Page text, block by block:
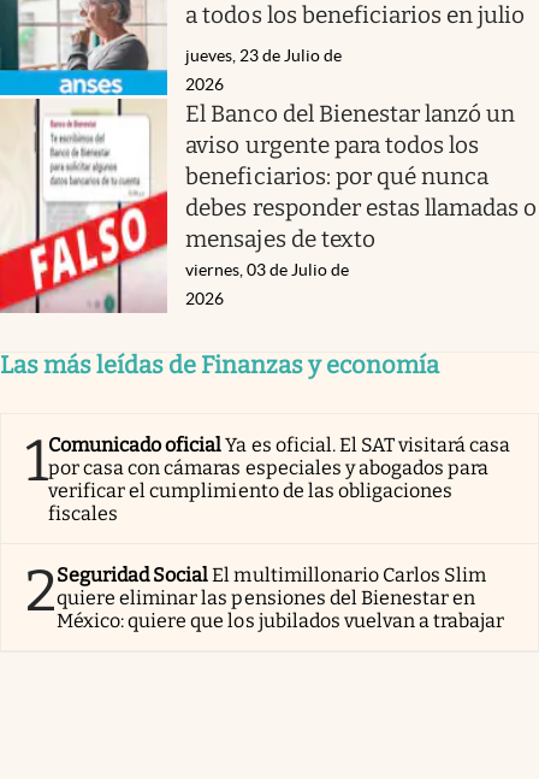
a todos los beneficiarios en julio
jueves, 23 de Julio de
2026
El Banco del Bienestar lanzó un
aviso urgente para todos los
beneficiarios: por qué nunca
debes responder estas llamadas o
mensajes de texto
viernes, 03 de Julio de
2026
Las más leídas de Finanzas y economía
1Comunicado oficialYa es oficial. El SAT visitará casa
por casa con cámaras especiales y abogados para
verificar el cumplimiento de las obligaciones
fiscales
2Seguridad SocialEl multimillonario Carlos Slim
quiere eliminar las pensiones del Bienestar en
México: quiere que los jubilados vuelvan a trabajar